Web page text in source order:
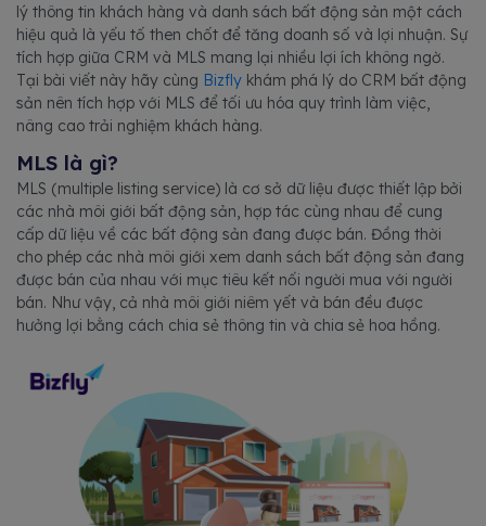
lý thông tin khách hàng và danh sách bất động sản một cách
hiệu quả là yếu tố then chốt để tăng doanh số và lợi nhuận. Sự
tích hợp giữa CRM và MLS mang lại nhiều lợi ích không ngờ.
Tại bài viết này hãy cùng Bizfly khám phá lý do CRM bất động
sản nên tích hợp với MLS để tối ưu hóa quy trình làm việc,
nâng cao trải nghiệm khách hàng.
MLS là gì?
MLS (multiple listing service) là cơ sở dữ liệu được thiết lập bởi
các nhà môi giới bất động sản, hợp tác cùng nhau để cung
cấp dữ liệu về các bất động sản đang được bán. Đồng thời
cho phép các nhà môi giới xem danh sách bất động sản đang
được bán của nhau với mục tiêu kết nối người mua với người
bán. Như vậy, cả nhà môi giới niêm yết và bán đều được
hưởng lợi bằng cách chia sẻ thông tin và chia sẻ hoa hồng.